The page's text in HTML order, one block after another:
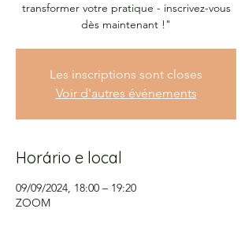
transformer votre pratique - inscrivez-vous
dès maintenant !"
Les inscriptions sont closes
Voir d'autres événements
Horário e local
09/09/2024, 18:00 – 19:20
ZOOM